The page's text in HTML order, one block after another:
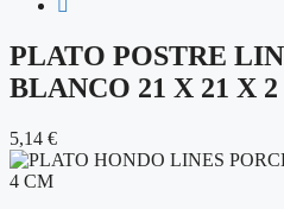
PLATO POSTRE
BLANCO 21 X 21 X
5,14 €